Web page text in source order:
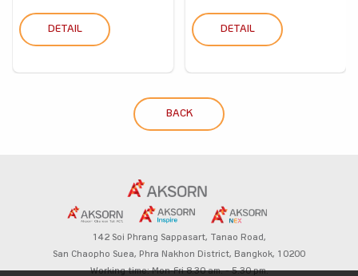
DETAIL DETAIL
BACK
142 Soi Phrang Sappasart, Tanao Road,
San Chaopho Suea, Phra Nakhon District, Bangkok, 10200
Working time: Mon-Fri 8.30 am. – 5.30 pm.